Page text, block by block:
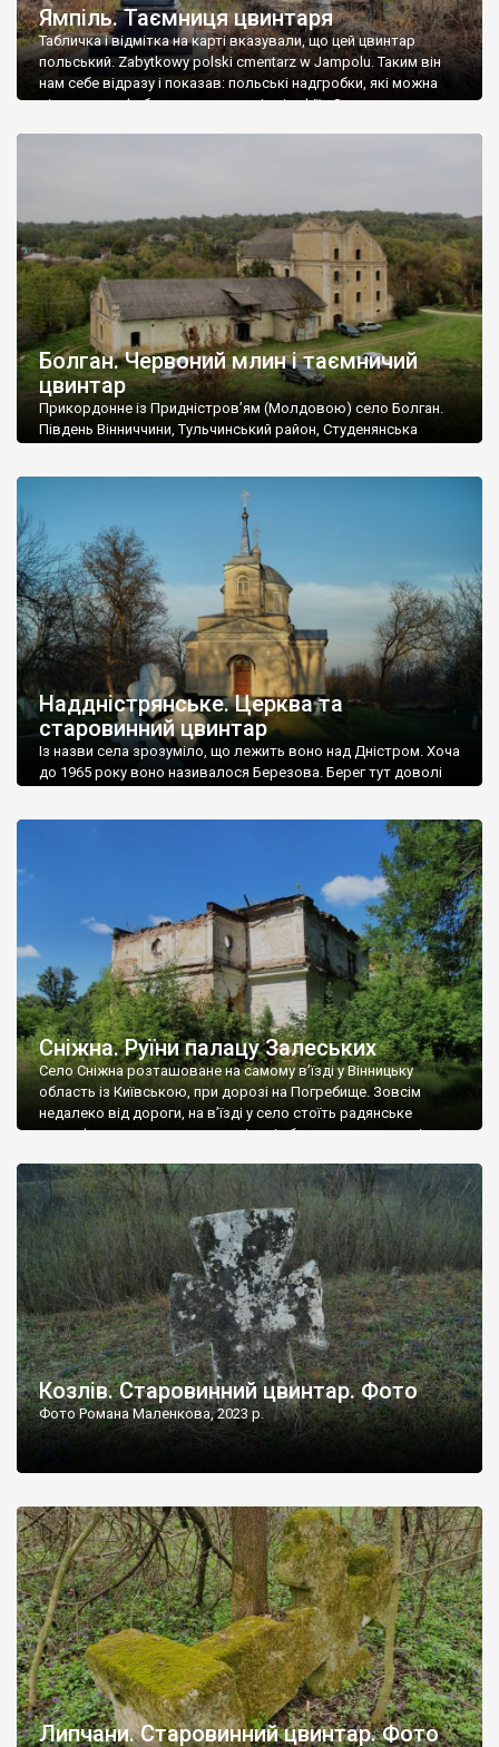
Ямпіль. Таємниця цвинтаря
Табличка і відмітка на карті вказували, що цей цвинтар
польський. Zabytkowy polski cmentarz w Jampolu. Таким він
нам себе відразу і показав: польські надгробки, які можна
віднести до фабричних, польські епітафії… Загалом цвинтар
Болган. Червоний млин і таємничий
цвинтар
Прикордонне із Придністров’ям (Молдовою) село Болган.
Південь Вінниччини, Тульчинський район, Студенянська
старовинний цвинтар із кам’яними хрестами. Всі епітафії, які
збереглися, написані кирилицею, церковнослов’янською
мовою. За всіма традиційними ознаками – цвинтар
український. Хрести датуються 19 століттям. У 1924-1940
роках Болган […]
Наддністрянське. Церква та
старовинний цвинтар
Із назви села зрозуміло, що лежить воно над Дністром. Хоча
до 1965 року воно називалося Березова. Берег тут доволі
Наддністрянське відрізняється від більшості навколишніх
сіл. У селі є мурована Михайлівська церква. Точної дати […]
Сніжна. Руїни палацу Залеських
Село Сніжна розташоване на самому в’їзді у Вінницьку
область із Київською, при дорозі на Погребище. Зовсім
недалеко від дороги, на в’їзді у село стоїть радянське
рельєфне пано, яке показує жінку і яблуню, а трохи далі, десь
не видно, але видно дві стареньких колії у траві – […]
Козлів. Старовинний цвинтар. Фото
Фото Романа Маленкова, 2023 р.
Липчани. Старовинний цвинтар. Фото